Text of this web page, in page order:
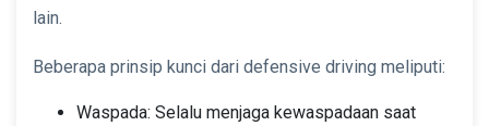
lain.
Beberapa prinsip kunci dari defensive driving meliputi:
Waspada: Selalu menjaga kewaspadaan saat